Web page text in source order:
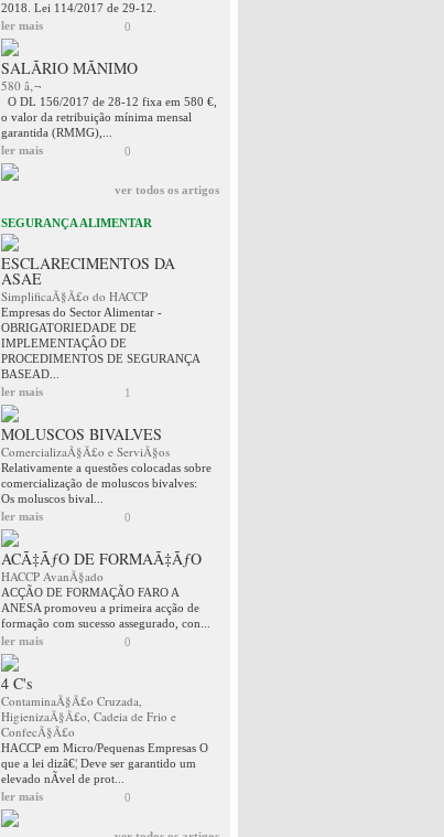
2018. Lei 114/2017 de 29-12.
ler mais
0
SALÃRIO MÃNIMO
580 â‚¬
O DL 156/2017 de 28-12 fixa em 580 €,
o valor da retribuição mínima mensal
garantida (RMMG),...
ler mais
0
ver todos os artigos
SEGURANÇA ALIMENTAR
ESCLARECIMENTOS DA
ASAE
SimplificaÃ§Ã£o do HACCP
Empresas do Sector Alimentar -
OBRIGATORIEDADE DE
IMPLEMENTAÇÂO DE
PROCEDIMENTOS DE SEGURANÇA
BASEAD...
ler mais
1
MOLUSCOS BIVALVES
ComercializaÃ§Ã£o e ServiÃ§os
Relativamente a questões colocadas sobre
comercialização de moluscos bivalves:
Os moluscos bival...
ler mais
0
ACÃ‡ÃƒO DE FORMAÃ‡ÃƒO
HACCP AvanÃ§ado
ACÇÃO DE FORMAÇÃO FARO A
ANESA promoveu a primeira acção de
formação com sucesso assegurado, con...
ler mais
0
4 C's
ContaminaÃ§Ã£o Cruzada,
HigienizaÃ§Ã£o, Cadeia de Frio e
ConfecÃ§Ã£o
HACCP em Micro/Pequenas Empresas O
que a lei dizâ€¦ Deve ser garantido um
elevado nÃ­vel de prot...
ler mais
0